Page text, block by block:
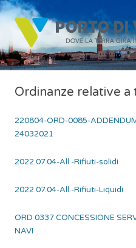
Ordinanze relative
220804-ORD-0085-
24032021
2022.07.04-All.-Rifiuti-solidi
2022.07.04-All.-Rifiuti-Liquidi
ORD 0337 CONCESSIONE
NAVI